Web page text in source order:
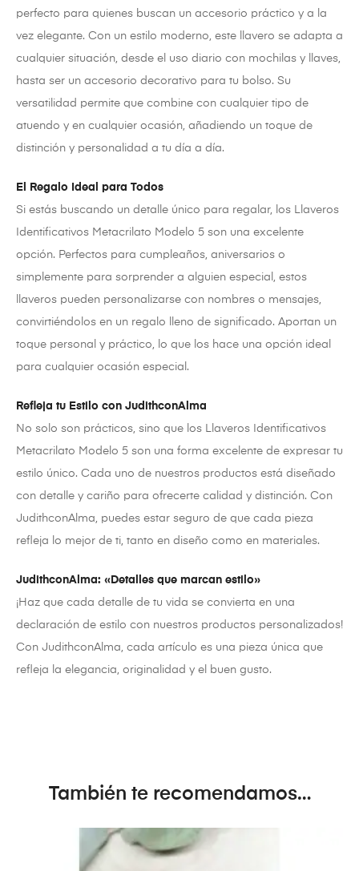
perfecto para quienes buscan un accesorio práctico y a la
vez elegante. Con un estilo moderno, este llavero se adapta a
cualquier situación, desde el uso diario con mochilas y llaves,
hasta ser un accesorio decorativo para tu bolso. Su
versatilidad permite que combine con cualquier tipo de
atuendo y en cualquier ocasión, añadiendo un toque de
distinción y personalidad a tu día a día.
El Regalo Ideal para Todos
Si estás buscando un detalle único para regalar, los Llaveros
Identificativos Metacrilato Modelo 5 son una excelente
opción. Perfectos para cumpleaños, aniversarios o
simplemente para sorprender a alguien especial, estos
llaveros pueden personalizarse con nombres o mensajes,
convirtiéndolos en un regalo lleno de significado. Aportan un
toque personal y práctico, lo que los hace una opción ideal
para cualquier ocasión especial.
Refleja tu Estilo con JudithconAlma
No solo son prácticos, sino que los Llaveros Identificativos
Metacrilato Modelo 5 son una forma excelente de expresar tu
estilo único. Cada uno de nuestros productos está diseñado
con detalle y cariño para ofrecerte calidad y distinción. Con
JudithconAlma, puedes estar seguro de que cada pieza
refleja lo mejor de ti, tanto en diseño como en materiales.
JudithconAlma: «Detalles que marcan estilo»
¡Haz que cada detalle de tu vida se convierta en una
declaración de estilo con nuestros productos personalizados!
Con JudithconAlma, cada artículo es una pieza única que
refleja la elegancia, originalidad y el buen gusto.
También te recomendamos…